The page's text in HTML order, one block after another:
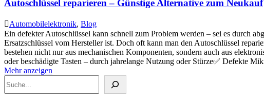
Autoschlüssel reparieren – Günstige Alternative zum Neukauf
Automobilelektronik, Blog
Ein defekter Autoschlüssel kann schnell zum Problem werden – sei es durch
Ersatzschlüssel vom Hersteller ist. Doch oft kann man den Autoschlüssel
bestehen nicht nur aus mechanischen Komponenten, sondern auch aus
oder beschädigte Tasten – durch jahrelange Nutzung oder Stürze✅ Defekte
Mehr anzeigen